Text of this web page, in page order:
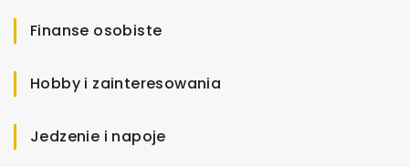
Finanse osobiste
Hobby i zainteresowania
Jedzenie i napoje